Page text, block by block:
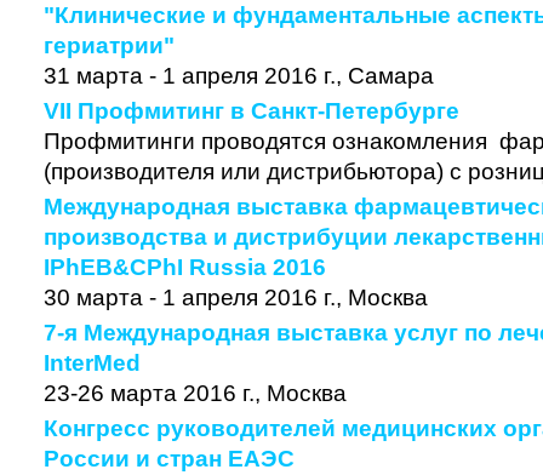
"Клинические и фундаментальные
гериатрии"
31 марта - 1 апреля 2016 г., Самара
VII Профмитинг в Санкт-Петербурге
Профмитинги проводятся ознакомления
(производителя или дистрибьютора) с
Международная выставка
производства и дистрибуции
IPhEB&CPhI Russia 2016
30 марта - 1 апреля 2016 г., Москва
7-я Международная выставка услуг по
InterMed
23-26 марта 2016 г., Москва
Конгресс руководителей медицинских
России и стран ЕАЭС